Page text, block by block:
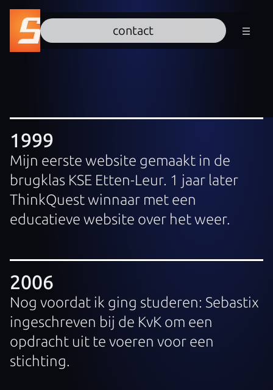
contact
1999
Mijn eerste website gemaakt in de
brugklas KSE Etten-Leur. 1 jaar later
ThinkQuest winnaar met een
educatieve website over het weer.
2006
Nog voordat ik ging studeren: Sebastix
ingeschreven bij de KvK om een
opdracht uit te voeren voor een
stichting.